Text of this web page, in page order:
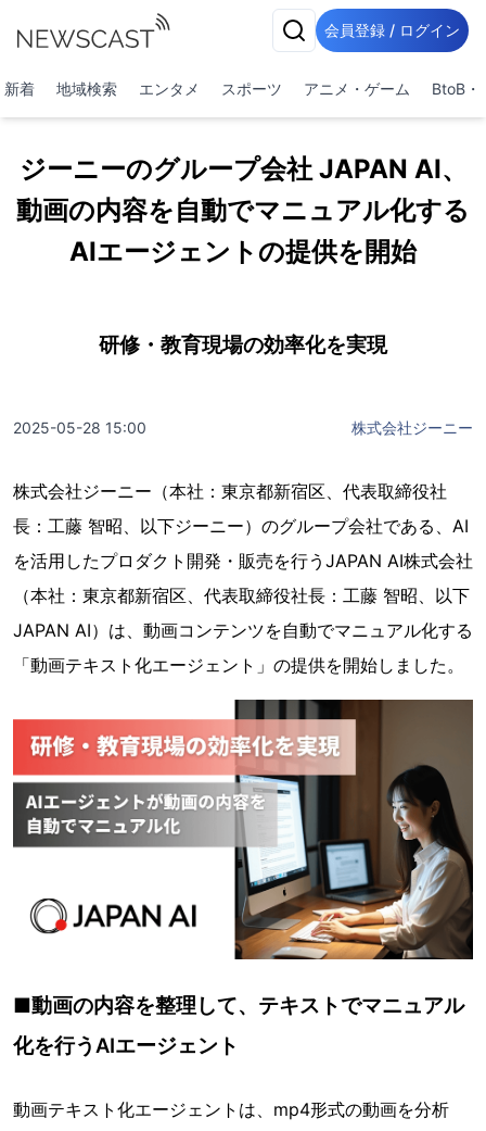
会員登録 / ログイン
新着 地域検索 エンタメ スポーツ アニメ・ゲーム BtoB・
ジーニーのグループ会社 JAPAN AI、
動画の内容を自動でマニュアル化する
AIエージェントの提供を開始
研修・教育現場の効率化を実現
2025-05-28 15:00 株式会社ジーニー
株式会社ジーニー（本社：東京都新宿区、代表取締役社
長：工藤 智昭、以下ジーニー）のグループ会社である、AI
を活用したプロダクト開発・販売を行うJAPAN AI株式会社
（本社：東京都新宿区、代表取締役社長：工藤 智昭、以下
JAPAN AI）は、動画コンテンツを自動でマニュアル化する
「動画テキスト化エージェント」の提供を開始しました。
■動画の内容を整理して、テキストでマニュアル
化を行うAIエージェント
動画テキスト化エージェントは、mp4形式の動画を分析